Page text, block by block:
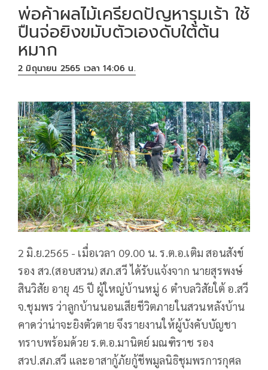
พ่อค้าผลไม้เครียดปัญหารุมเร้า ใช้
ปืนจ่อยิงขมับตัวเองดับใต้ต้น
หมาก
2 มิถุนายน 2565 เวลา 14:06 น.
2 มิ.ย.2565 - เมื่อเวลา 09.00 น. ร.ต.อ.เติม สอนสังข์
รอง สว.(สอบสวน) สภ.สวี ได้รับแจ้งจาก นายสุรพงษ์
สินวิสัย อายุ 45 ปี ผู้ใหญ่บ้านหมู่ 6 ตำบลวิสัยใต้ อ.สวี
จ.ชุมพร ว่าลูกบ้านนอนเสียชีวิตภายในสวนหลังบ้าน
คาดว่าน่าจะยิงตัวตาย จึงรายงานให้ผู้บังคับบัญชา
ทราบพร้อมด้วย ร.ต.อ.มานิตย์ มณฑิราช รอง
สวป.สภ.สวี และอาสากู้ภัยกู้ชีพมูลนิธิชุมพรการกุศล